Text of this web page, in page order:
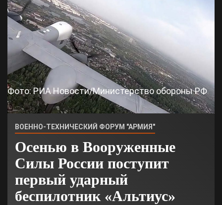
Фото: РИА Новости/Министерство обороны РФ
ВОЕННО-ТЕХНИЧЕСКИЙ ФОРУМ "АРМИЯ"
Осенью в Вооруженные
Силы России поступит
первый ударный
беспилотник «Альтиус»